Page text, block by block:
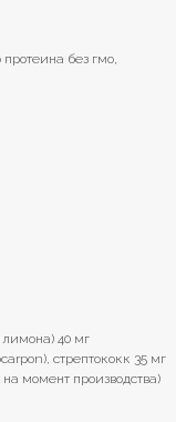
без гмо,
40 мг
стрептококк 35 мг
момент производства)